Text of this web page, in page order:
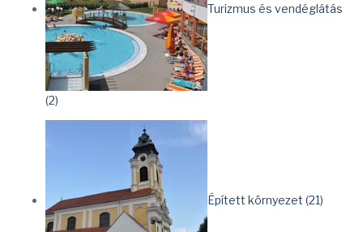
Turizmus és vendéglátás
(2)
Épített környezet (21)